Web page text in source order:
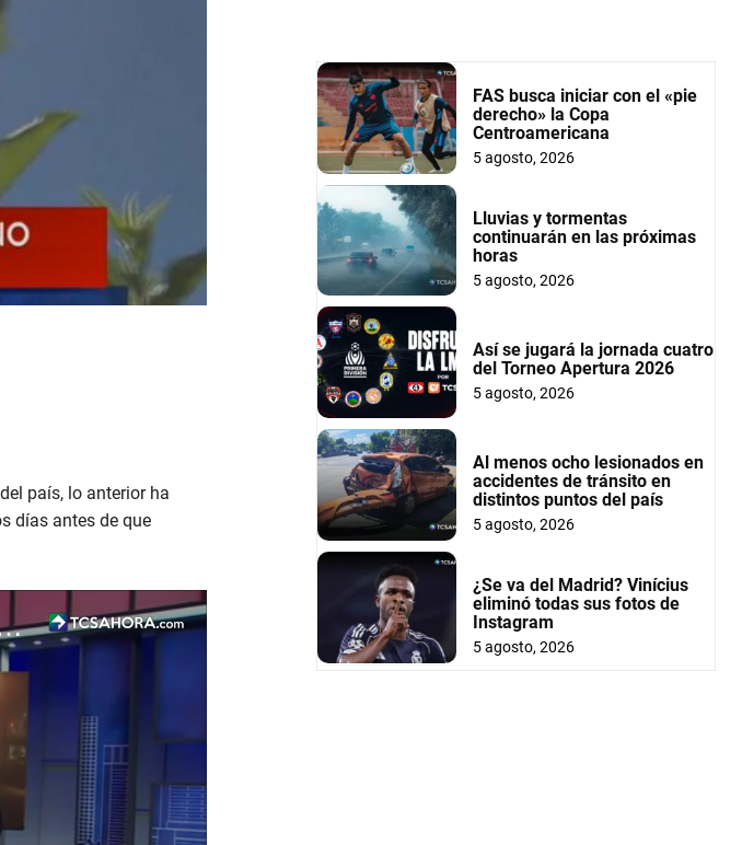
país, lo anterior ha
días antes de que
Unidos experimentan una ola de calor
FAS busca iniciar con el «pie
derecho» la Copa
Centroamericana
5 agosto, 2026
Lluvias y tormentas
continuarán en las próximas
horas
5 agosto, 2026
Así se jugará la jornada cuatro
del Torneo Apertura 2026
5 agosto, 2026
Al menos ocho lesionados en
accidentes de tránsito en
distintos puntos del país
5 agosto, 2026
¿Se va del Madrid? Vinícius
eliminó todas sus fotos de
Instagram
5 agosto, 2026